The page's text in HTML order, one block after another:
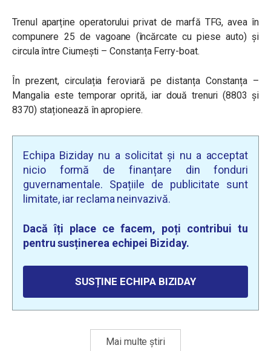
Trenul aparține operatorului privat de marfă TFG, avea în
compunere 25 de vagoane (încărcate cu piese auto) și
circula între Ciumești – Constanța Ferry-boat.
În prezent, circulația feroviară pe distanța Constanța –
Mangalia este temporar oprită, iar două trenuri (8803 și
8370) staționează în apropiere.
Echipa Biziday nu a solicitat și nu a acceptat
nicio formă de finanțare din fonduri
guvernamentale. Spațiile de publicitate sunt
limitate, iar reclama neinvazivă.
Dacă îți place ce facem, poți contribui tu
pentru susținerea echipei Biziday.
SUSȚINE ECHIPA BIZIDAY
Mai multe știri